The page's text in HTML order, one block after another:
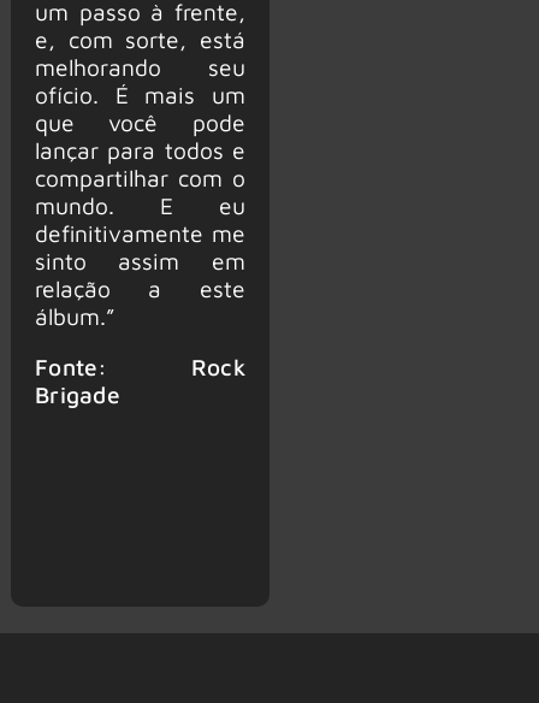
um passo à frente,
e, com sorte, está
melhorando seu
ofício. É mais um
que você pode
lançar para todos e
compartilhar com o
mundo. E eu
definitivamente me
sinto assim em
relação a este
álbum.”
Fonte: Rock
Brigade